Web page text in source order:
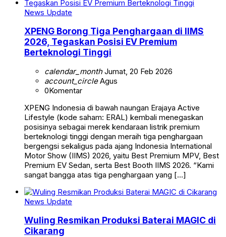
News Update
XPENG Borong Tiga Penghargaan di IIMS
2026, Tegaskan Posisi EV Premium
Berteknologi Tinggi
calendar_monthJumat, 20 Feb 2026
account_circleAgus
0Komentar
XPENG Indonesia di bawah naungan Erajaya Active
Lifestyle (kode saham: ERAL) kembali menegaskan
posisinya sebagai merek kendaraan listrik premium
berteknologi tinggi dengan meraih tiga penghargaan
bergengsi sekaligus pada ajang Indonesia International
Motor Show (IIMS) 2026, yaitu Best Premium MPV, Best
Premium EV Sedan, serta Best Booth IIMS 2026. “Kami
sangat bangga atas tiga penghargaan yang […]
News Update
Wuling Resmikan Produksi Baterai MAGIC di
Cikarang